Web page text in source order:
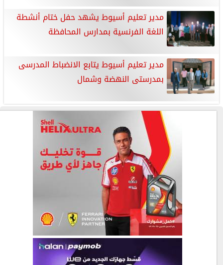
مدير تعليم أسيوط يشهد حفل ختام أنشطة
اللغة الفرنسية بمدارس المحافظة
مدير تعليم أسيوط يتابع الانضباط المدرسى
بمدرستى النهضة وشمال